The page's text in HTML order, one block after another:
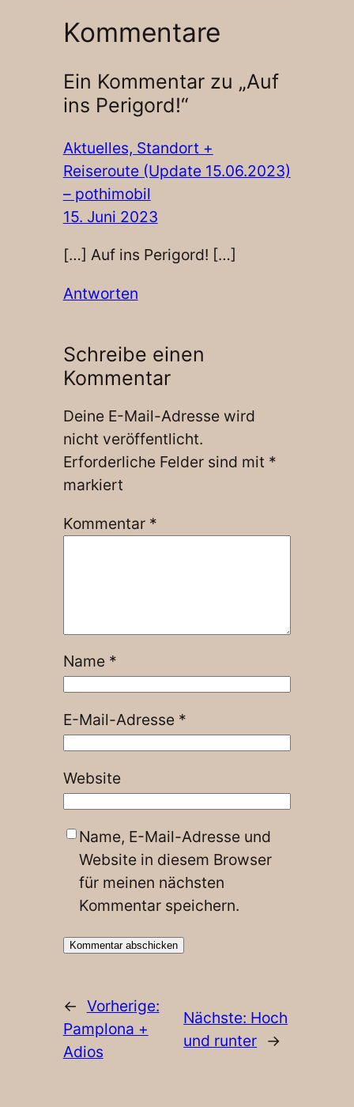
Kommentare
Ein Kommentar zu „Auf
ins Perigord!“
Aktuelles, Standort +
Reiseroute (Update 15.06.2023)
– pothimobil
15. Juni 2023
[…] Auf ins Perigord! […]
Antworten
Schreibe einen
Kommentar
Deine E-Mail-Adresse wird
nicht veröffentlicht.
Erforderliche Felder sind mit *
markiert
Kommentar *
Name *
E-Mail-Adresse *
Website
Name, E-Mail-Adresse und
Website in diesem Browser
für meinen nächsten
Kommentar speichern.
← Vorherige:
Pamplona +
Adios
Nächste: Hoch
und runter →